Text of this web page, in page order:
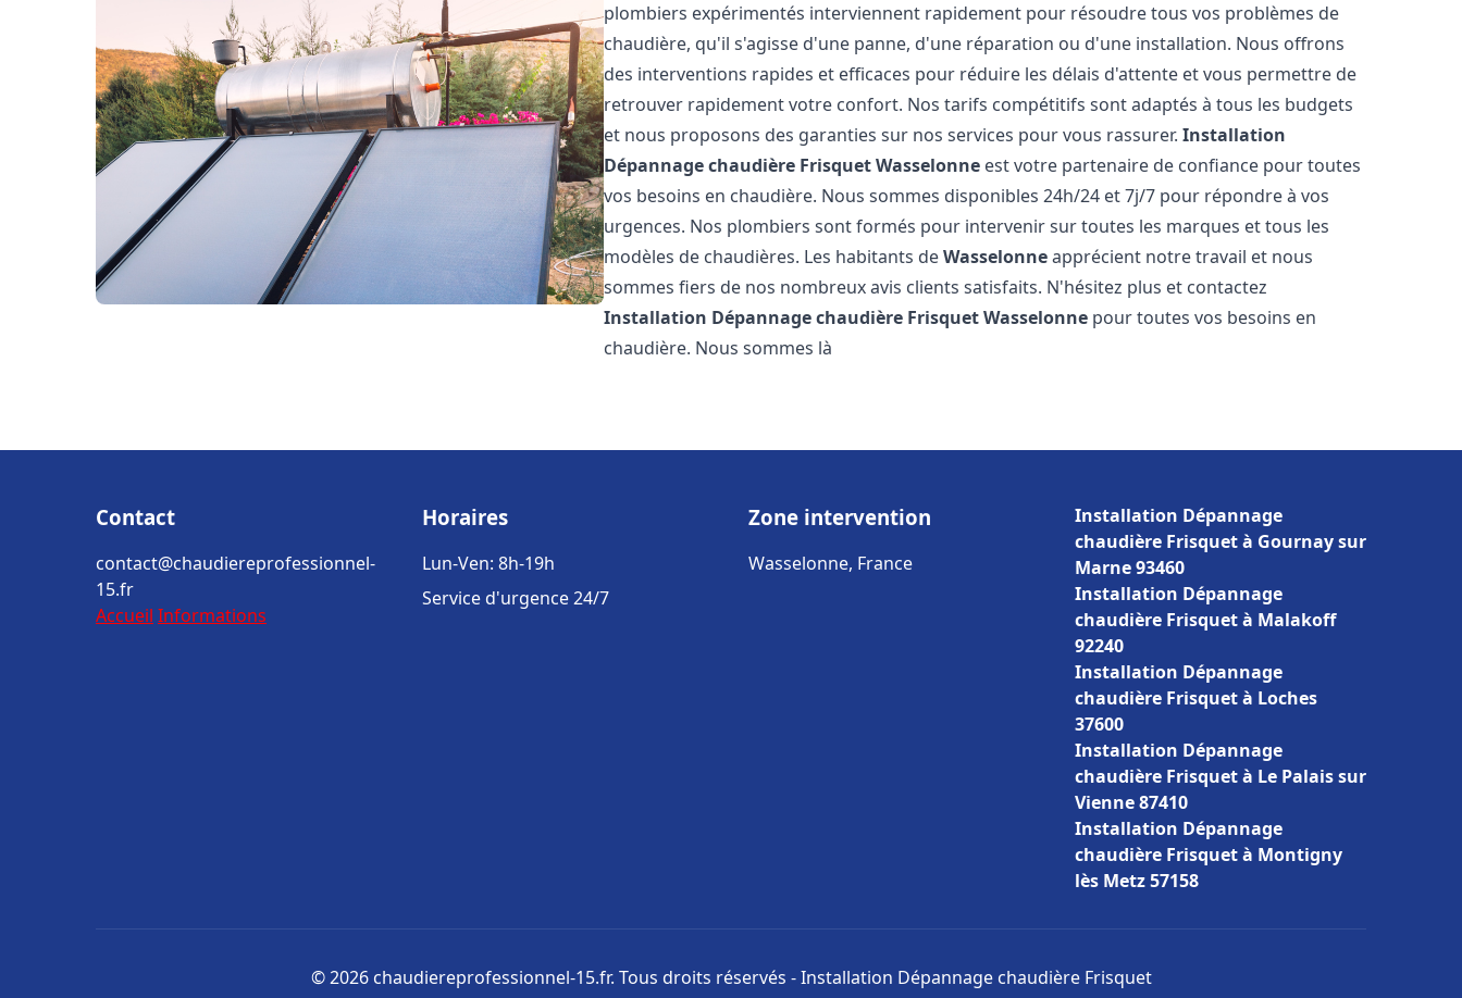
plombiers expérimentés interviennent rapidement pour résoudre tous vos problèmes de
chaudière, qu'il s'agisse d'une panne, d'une réparation ou d'une installation. Nous offrons
des interventions rapides et efficaces pour réduire les délais d'attente et vous permettre de
retrouver rapidement votre confort. Nos tarifs compétitifs sont adaptés à tous les budgets
et nous proposons des garanties sur nos services pour vous rassurer.Installation
Dépannage chaudière FrisquetWasselonne est votre partenaire de confiance pour toutes
vos besoins en chaudière. Nous sommes disponibles 24h/24 et 7j/7 pour répondre à vos
urgences. Nos plombiers sont formés pour intervenir sur toutes les marques et tous les
modèles de chaudières. Les habitants deWasselonneapprécient notre travail et nous
sommes fiers de nos nombreux avis clients satisfaits. N'hésitez plus et contactez
Installation Dépannage chaudière FrisquetWasselonne pour toutes vos besoins en
chaudière. Nous sommes là
Contact
contact@chaudiereprofessionnel-
15.fr
Accueil Informations
Horaires
Lun-Ven: 8h-19h
Service d'urgence 24/7
Zone intervention
Wasselonne, France
Installation Dépannage
chaudière Frisquet à Gournay sur
Marne 93460
Installation Dépannage
chaudière Frisquet à Malakoff
92240
Installation Dépannage
chaudière Frisquet à Loches
37600
Installation Dépannage
chaudière Frisquet à Le Palais sur
Vienne 87410
Installation Dépannage
chaudière Frisquet à Montigny
lès Metz 57158
© 2026 chaudiereprofessionnel-15.fr. Tous droits réservés - Installation Dépannage chaudière Frisquet